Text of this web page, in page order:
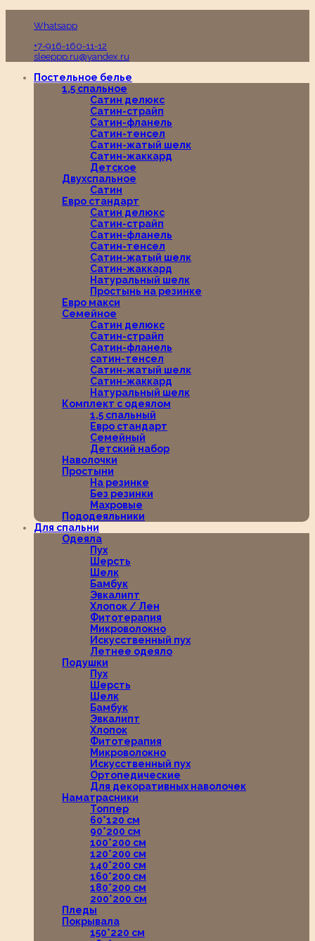
Whatsapp
+7-916-160-11-12
sleeppp.ru@yandex.ru
Постельное белье
1,5 спальное
Сатин делюкс
Сатин-страйп
Сатин-фланель
Сатин-тенсел
Сатин-жатый шелк
Сатин-жаккард
Детское
Двухспальное
Сатин
Евро стандарт
Сатин делюкс
Сатин-страйп
Сатин-фланель
Сатин-тенсел
Сатин-жатый шелк
Сатин-жаккард
Натуральный шелк
Простынь на резинке
Евро макси
Семейное
Сатин делюкс
Сатин-страйп
Сатин-фланель
сатин-тенсел
Сатин-жатый шелк
Сатин-жаккард
Натуральный шелк
Комплект с одеялом
1,5 спальный
Евро стандарт
Семейный
Детский набор
Наволочки
Простыни
На резинке
Без резинки
Махровые
Пододеяльники
Для спальни
Одеяла
Пух
Шерсть
Шелк
Бамбук
Эвкалипт
Хлопок / Лен
Фитотерапия
Микроволокно
Искусственный пух
Летнее одеяло
Подушки
Пух
Шерсть
Шелк
Бамбук
Эвкалипт
Хлопок
Фитотерапия
Микроволокно
Искусственный пух
Ортопедические
Для декоративных наволочек
Наматрасники
Топпер
60*120 см
90*200 см
100*200 см
120*200 см
140*200 см
160*200 см
180*200 см
200*200 см
Пледы
Покрывала
150*220 см